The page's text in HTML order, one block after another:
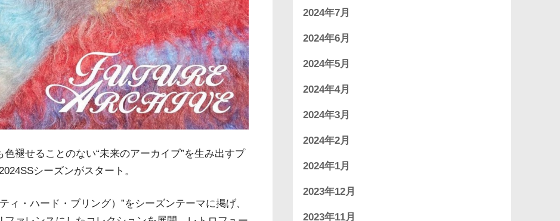
褪せることのない“未来のアーカイブ”を生み出すプ
シーズンがスタート。
ィ・ハード・ブリング）”をシーズンテーマに掲げ、
2024年7月
2024年6月
2024年5月
2024年4月
2024年3月
2024年2月
2024年1月
2023年12月
2023年11月